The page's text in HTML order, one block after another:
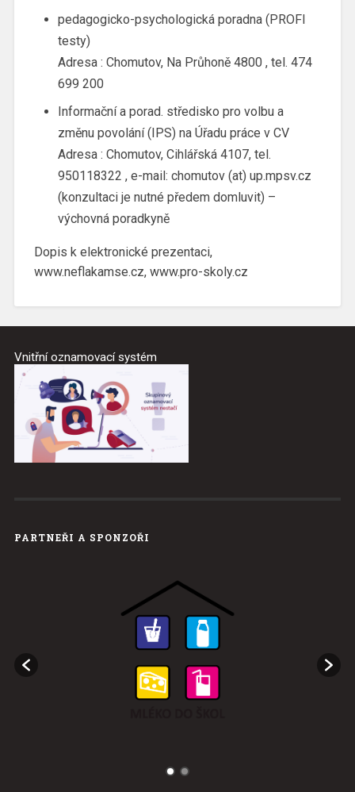
pedagogicko-psychologická poradna (PROFI
testy)
Adresa : Chomutov, Na Průhoně 4800 , tel. 474
699 200
Informační a porad. středisko pro volbu a
změnu povolání (IPS) na Úřadu práce v CV
Adresa : Chomutov, Cihlářská 4107, tel.
950118322 , e-mail: chomutov (at) up.mpsv.cz
(konzultaci je nutné předem domluvit) –
výchovná poradkyně
Dopis k elektronické prezentaci,
www.neflakamse.cz, www.pro-skoly.cz
Vnitřní oznamovací systém
PARTNEŘI A SPONZOŘI